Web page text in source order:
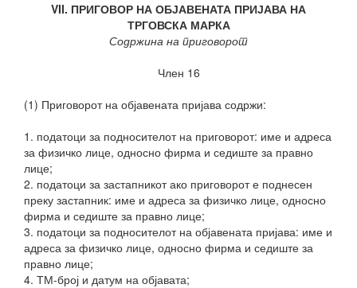
VII. ПРИГОВОР НА ОБЈАВЕНАТА ПРИЈАВА НА
ТРГОВСКА МАРКА
Содржина на приговорот
Член 16
(1) Приговорот на објавената пријава содржи:
1. податоци за подносителот на приговорот: име и адреса
за физичко лице, односно фирма и седиште за правно
лице;
2. податоци за застапникот ако приговорот е поднесен
преку застапник: име и адреса за физичко лице, односно
фирма и седиште за правно лице;
3. податоци за подносителот на објавената пријава: име и
адреса за физичко лице, односно фирма и седиште за
правно лице;
4. ТМ-број и датум на објавата;